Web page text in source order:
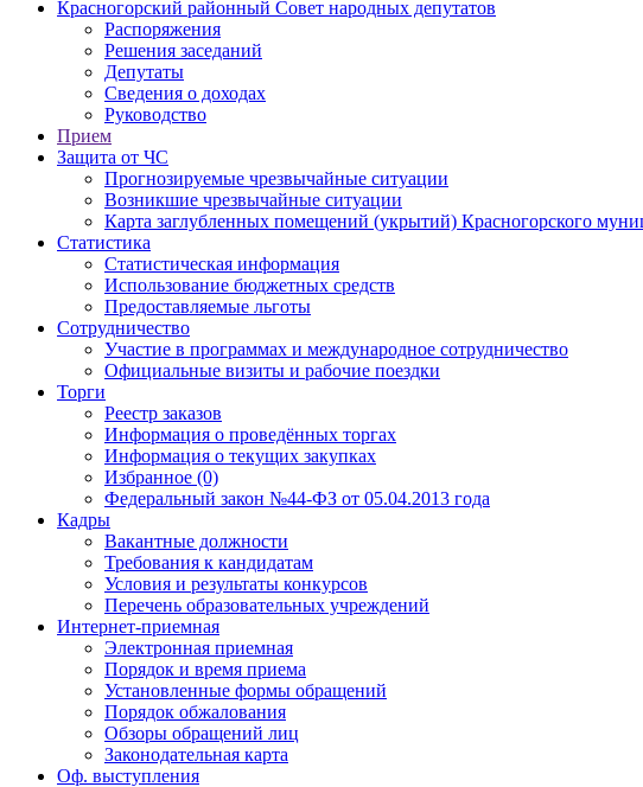
Красногорский районный Совет народных депутатов
Распоряжения
Решения заседаний
Депутаты
Сведения о доходах
Руководство
Прием
Защита от ЧС
Прогнозируемые чрезвычайные ситуации
Возникшие чрезвычайные ситуации
Карта заглубленных помещений (укрытий) Красногорского
Статистика
Статистическая информация
Использование бюджетных средств
Предоставляемые льготы
Сотрудничество
Участие в программах и международное сотрудничество
Официальные визиты и рабочие поездки
Торги
Реестр заказов
Информация о проведённых торгах
Информация о текущих закупках
Избранное (0)
Федеральный закон №44-ФЗ от 05.04.2013 года
Кадры
Вакантные должности
Требования к кандидатам
Условия и результаты конкурсов
Перечень образовательных учреждений
Интернет-приемная
Электронная приемная
Порядок и время приема
Установленные формы обращений
Порядок обжалования
Обзоры обращений лиц
Законодательная карта
Оф. выступления